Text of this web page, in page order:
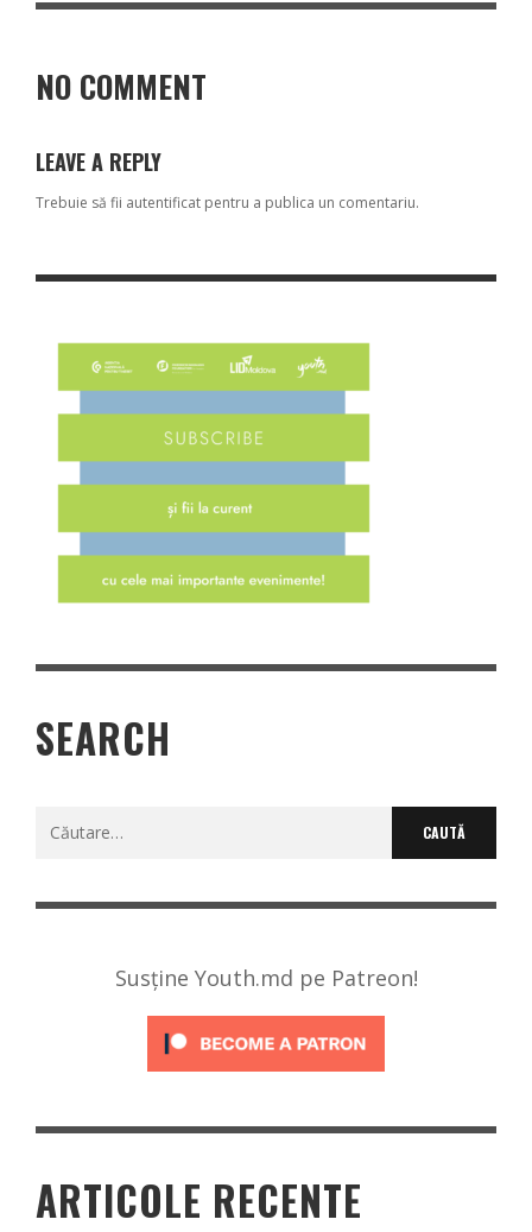
NO COMMENT
LEAVE A REPLY
Trebuie să fii autentificat pentru a publica un comentariu.
SEARCH
Caută
Susține Youth.md pe Patreon!
ARTICOLE RECENTE